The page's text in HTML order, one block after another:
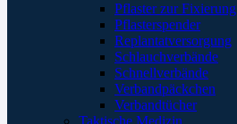
Pflaster zur Fixierung
Pflasterspender
Replantatversorgung
Schlauchverbände
Schnellverbände
Verbandpäckchen
Verbandtücher
Taktische Medizin